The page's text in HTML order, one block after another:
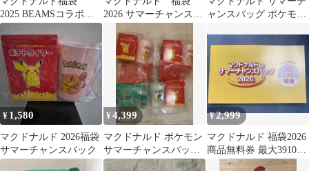
2025 BEAMSコラボ
グッズ
2026 サマーチャンスバ
ャンスバッグ ポケモン
¥ 1,580
マクドナルド 2026福袋
サマーチャンスバック
¥4,399
マクドナルド ポケモン
サマーチャンスバッグ
2026 グッズ 3セット
¥2,999
マクドナルド 福袋2026
商品無料券 最大3910円
相当